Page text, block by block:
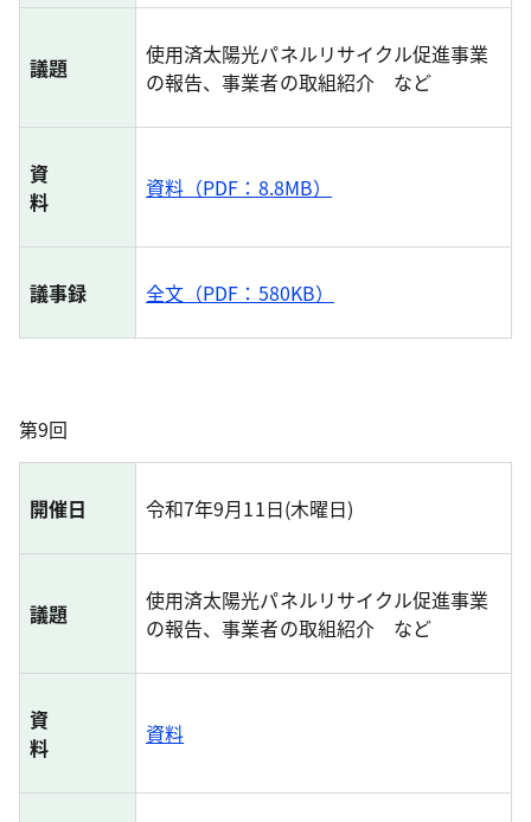
議題
使用済太陽光パネルリサイクル促進事業
の報告、事業者の取組紹介 など
資
料
資料（PDF：8.8MB）
議事録 全文（PDF：580KB）
第9回
開催日 令和7年9月11日(木曜日)
議題
使用済太陽光パネルリサイクル促進事業
の報告、事業者の取組紹介 など
資
料
資料